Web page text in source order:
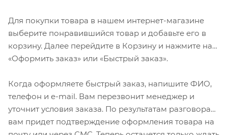
Для покупки товара в нашем интернет-магазине
выберите понравившийся товар и добавьте его в
корзину. Далее перейдите в Корзину и нажмите на
«Оформить заказ» или «Быстрый заказ».
Когда оформляете быстрый заказ, напишите ФИО,
телефон и e-mail. Вам перезвонит менеджер и
уточнит условия заказа. По результатам разговора
вам придет подтверждение оформления товара на